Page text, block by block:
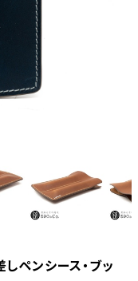
しペンシース・ブッ